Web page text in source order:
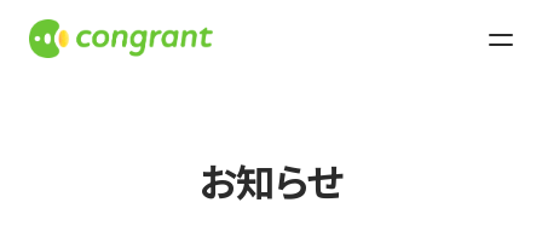
お知らせ